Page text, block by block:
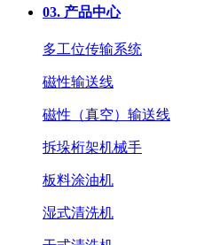
03. 产品中心
多工位传输系统
磁性输送线
磁性（真空）输送线
拆垛桁架机械手
板料涂油机
湿式清洗机